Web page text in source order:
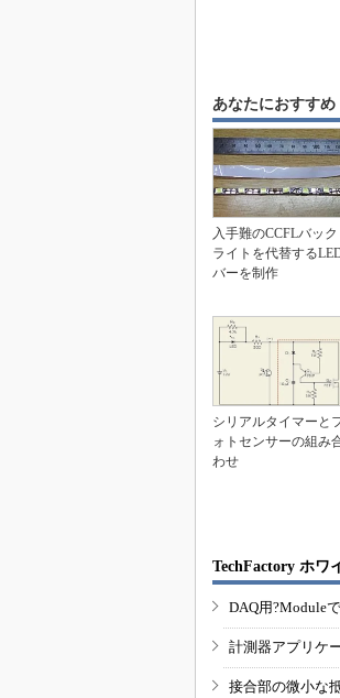
あなたにおすすめ
入手難のCCFLバック
ライトを代替する
バーを制作
シリアルタイマーと
ォトセンサーの組み
わせ
TechFactory ホワ
DAQ用?Module
計測器アプリケ
接合部の微小な